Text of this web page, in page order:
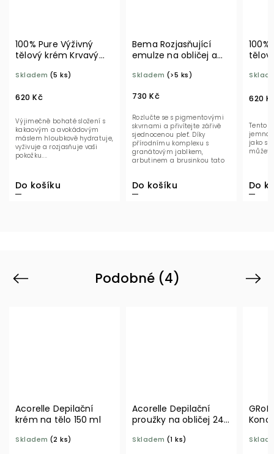
100% Pure Výživný
tělový krém Krvavý
Skladem (5 ks)
620 Kč
Do košíku
Výjimečně bohaté složení s
kakaovým a avokádovým
máslem hloubkově hydratuje,
vyživuje a rozjasňuje vaši
pokožku....
Bema Rozjasňující
emulze na obličej a
Skladem (>5 ks)
730 Kč
Do košíku
Rozlučte se s pigmentovými
skvrnami a přivítejte zářivě
sjednocenou pleť. Díky
přírodnímu komplexu s
granátovým jablkem,
arbutinem a brusinkou tato
620
Do
Tento
jako
Podobné (4)
Previous
Acorelle Depilační
krém na tělo 150 ml
Skladem (2 ks)
Acorelle Depilační
proužky na obličej 24
Skladem (1 ks)
Next